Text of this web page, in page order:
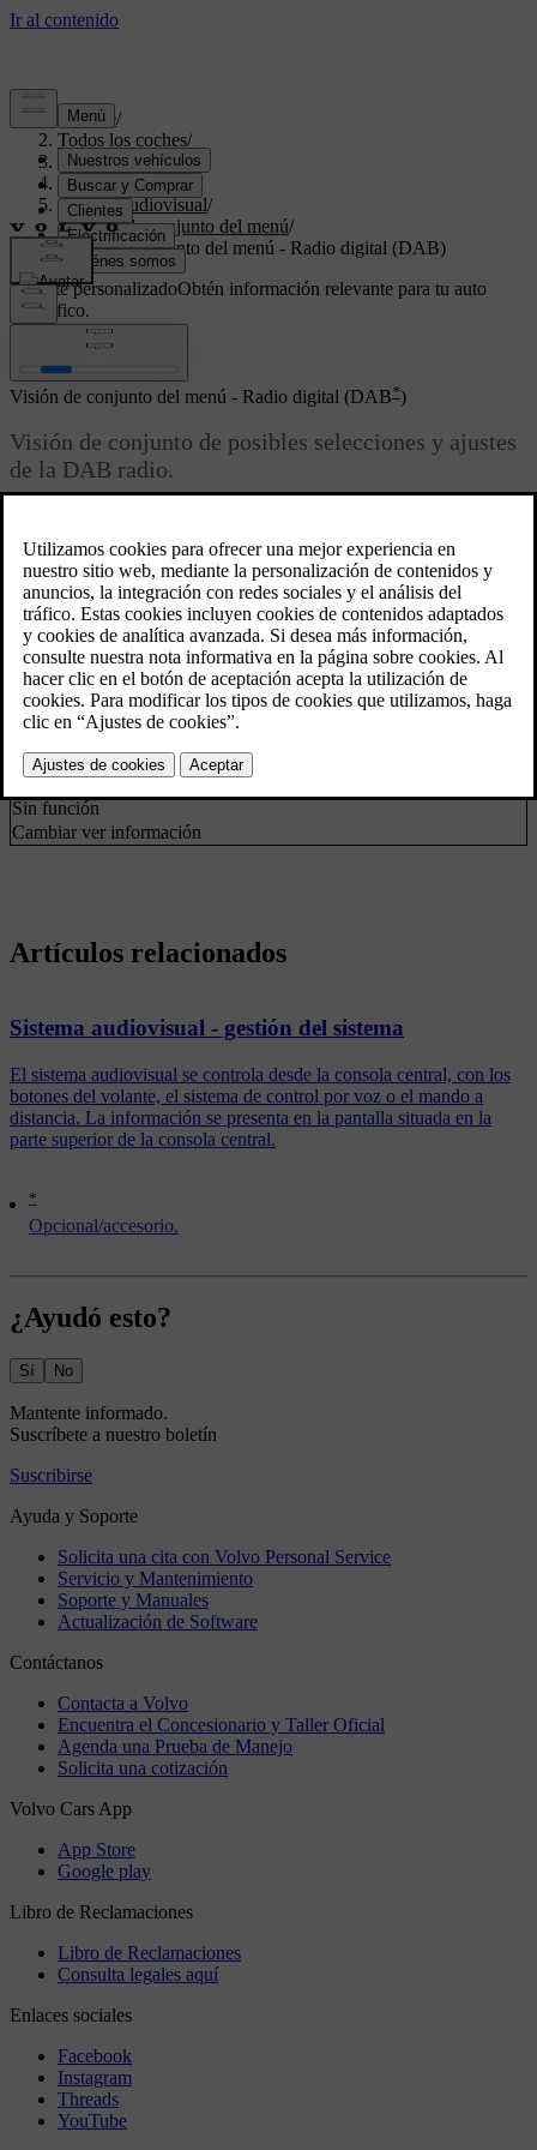
Soporte/
Todos los coches/
V70 2016 /
Manual de usuario
Sistema audiovisual/
Visión de conjunto del menú/
Visión de conjunto del menú - Radio digital (DAB)
Soporte personalizadoObtén información relevante para tu auto
específico.
Iniciar sesión
Visión de conjunto del menú - Radio digital (DAB*)
Visión de conjunto de posibles selecciones y ajustes
de la DAB radio.
Menú DAB*
Filtrado por tipo de
programa
Tipos de programación de radio
(PTY)
Ver
Artista/Título
Texto de radio
Texto de radio
Preconfigurados
Preselección de emisoras
Ninguno
Conexión DAB-DAB
DAB a enlace DAB
Opciones tecla FAV
Favoritos
Sin función
Cambiar ver información
*
Opcional/accesorio.
Artículos relacionados
Sistema audiovisual - gestión del sistema
El sistema audiovisual se controla desde la consola central, con los
botones del volante, el sistema de control por voz o el mando a
distancia. La información se presenta en la pantalla situada en la
parte superior de la consola central.
¿Ayudó esto?
Sí No